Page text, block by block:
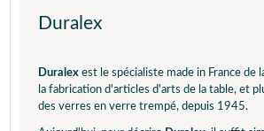
Duralex
Duralex est le spécialiste made in France de
la fabrication d'articles d'arts de la table, et
des verres en verre trempé, depuis 1945.